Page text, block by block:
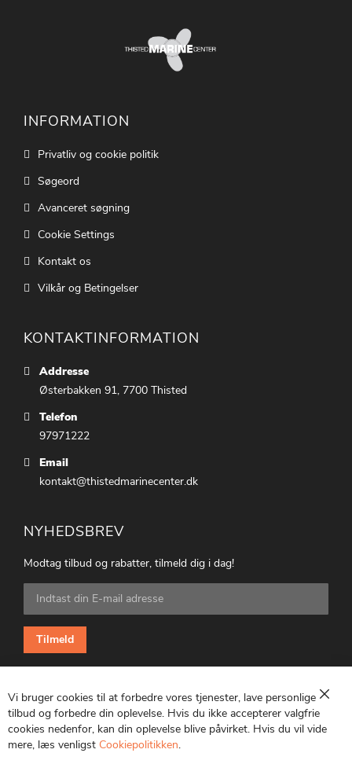
INFORMATION
Privatliv og cookie politik
Søgeord
Avanceret søgning
Cookie Settings
Kontakt os
Vilkår og Betingelser
KONTAKTINFORMATION
Addresse
Østerbakken 91, 7700 Thisted
Telefon
97971222
Email
kontakt@thistedmarinecenter.dk
NYHEDSBREV
Modtag tilbud og rabatter, tilmeld dig i dag!
Tilmeld
dig
vores
nyhedsbrev:
Tilmeld
CVR: 25847369
Luk
Vi bruger cookies til at forbedre vores tjenester, lave personlige
tilbud og forbedre din oplevelse. Hvis du ikke accepterer valgfrie
cookies nedenfor, kan din oplevelse blive påvirket. Hvis du vil vide
mere, læs venligst Cookiepolitikken.